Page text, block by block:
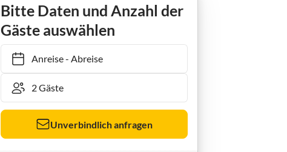
Bitte Daten und Anzahl der
Gäste auswählen
Anreise- Abreise
Unverbindlich anfragen